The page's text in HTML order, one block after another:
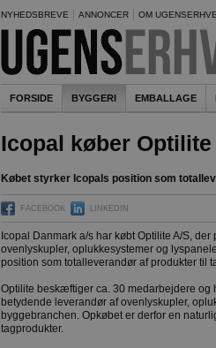
NYHEDSBREVE ANNONCER OM
FORSIDE BYGGERI EMBALLAGE
Icopal køber Optilite
Købet styrker Icopals position som
FACEBOOK LINKEDIN
Icopal Danmark a/s har købt Optilite A/S,
ovenlyskupler, oplukkesystemer og
position som totalleverandør af produkter til
Optilite beskæftiger ca. 30 medarbejdere
betydende leverandør af ovenlyskupler,
byggebranchen. Opkøbet er derfor en
tagprodukter.